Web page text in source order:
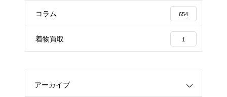
コラム 654
着物買取 1
アーカイブ